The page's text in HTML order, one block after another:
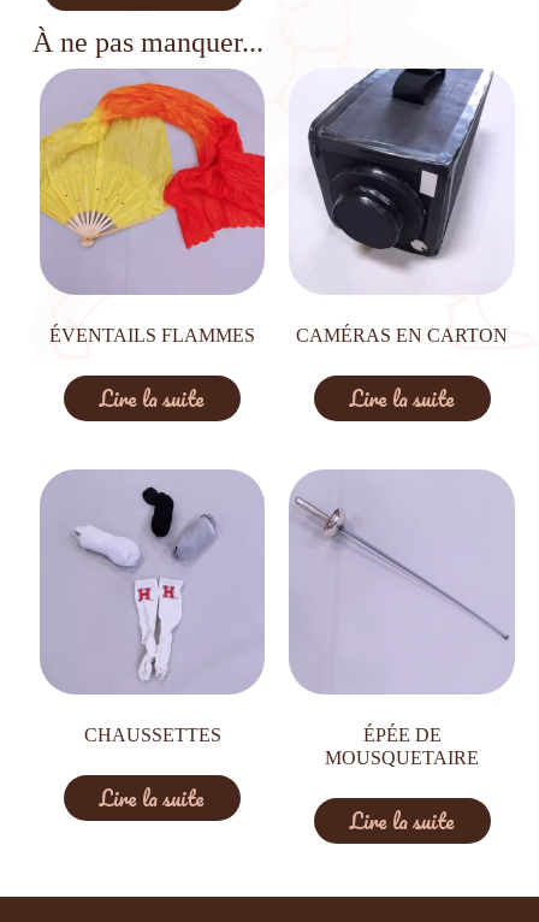
À ne pas manquer...
ÉVENTAILS FLAMMES
Lire la suite
CAMÉRAS EN CARTON
Lire la suite
CHAUSSETTES
Lire la suite
ÉPÉE DE
MOUSQUETAIRE
Lire la suite